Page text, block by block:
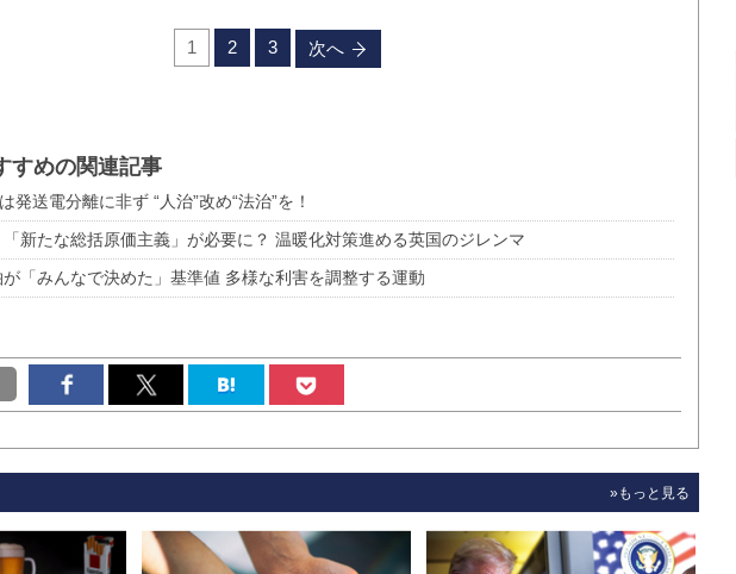
1 2 3 次へ
すめの関連記事
発送電分離に非ず “人治”改め“法治”を！
新たな総括原価主義」が必要に？ 温暖化対策進める英国のジレンマ
「みんなで決めた」基準値 多様な利害を調整する運動
»もっと見る